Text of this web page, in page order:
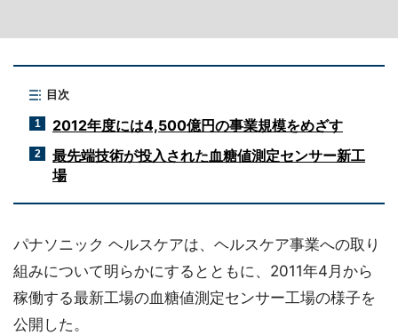
目次
1 2012年度には4,500億円の事業規模をめざす
2
最先端技術が投入された血糖値測定センサー新工
場
パナソニック ヘルスケアは、ヘルスケア事業への取り
組みについて明らかにするとともに、2011年4月から
稼働する最新工場の血糖値測定センサー工場の様子を
公開した。